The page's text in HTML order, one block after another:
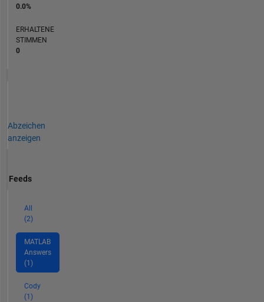
0.0%
ERHALTENE
STIMMEN
0
Abzeichen
anzeigen
Feeds
All
(2)
MATLAB
Answers
(1)
Cody
(1)